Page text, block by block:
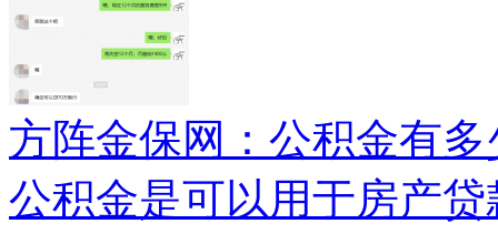
方阵金保网：公积金有
公积金是可以用于房产